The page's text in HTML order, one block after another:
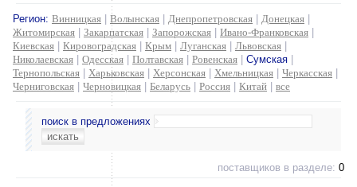
Регион: Винницкая Волынская Днепропетровская Донецкая
Житомирская
Закарпатская Запорожская Ивано-Франковская
Киевская
Кировоградская Крым Луганская Львовская
Николаевская
Одесская Полтавская Ровенская Сумская
Тернопольская
Харьковская Херсонская Хмельницкая Черкасская
Черниговская
Черновицкая Беларусь Россия Китай все
поиск в предложениях
поставщиков в разделе: 0